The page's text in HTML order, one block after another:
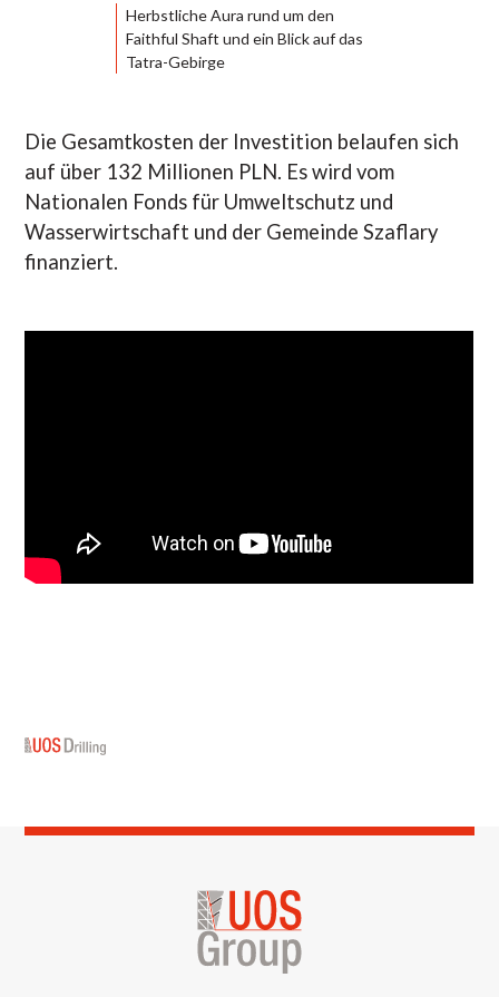
Herbstliche Aura rund um den
Faithful Shaft und ein Blick auf das
Tatra-Gebirge
Die Gesamtkosten der Investition belaufen sich
auf über 132 Millionen PLN. Es wird vom
Nationalen Fonds für Umweltschutz und
Wasserwirtschaft und der Gemeinde Szaflary
finanziert.